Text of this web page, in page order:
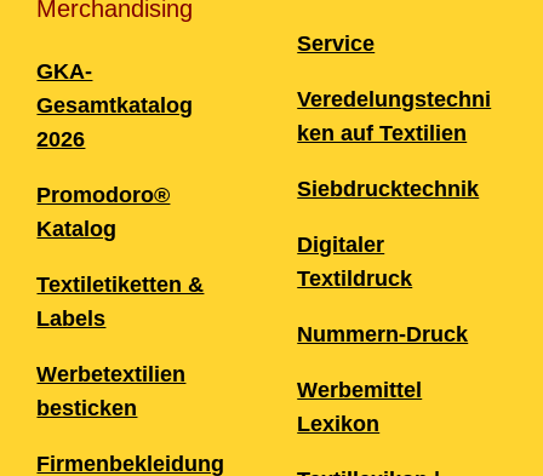
Merchandising
GKA-
Gesamtkatalog
2026
Promodoro®
Katalog
Textiletiketten &
Labels
Werbetextilien
besticken
Firmenbekleidung
Service
Veredelungstechni
ken auf Textilien
Siebdrucktechnik
Digitaler
Textildruck
Nummern-Druck
Werbemittel
Lexikon